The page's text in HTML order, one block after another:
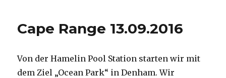
Cape Range 13.09.2016
Von der Hamelin Pool Station starten wir mit
dem Ziel „Ocean Park“ in Denham. Wir